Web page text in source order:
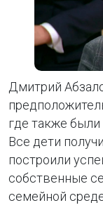
Дмитрий
где также были
Все дети
построили
собственные
семейной